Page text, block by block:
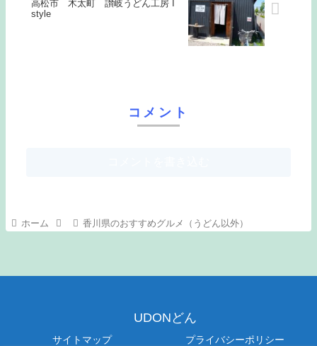
高松市 木太町 讃岐うどん工房 I
style
コメント
ホーム 香川県のおすすめグルメ（うどん以外）
UDONどん
サイトマップ プライバシーポリシー